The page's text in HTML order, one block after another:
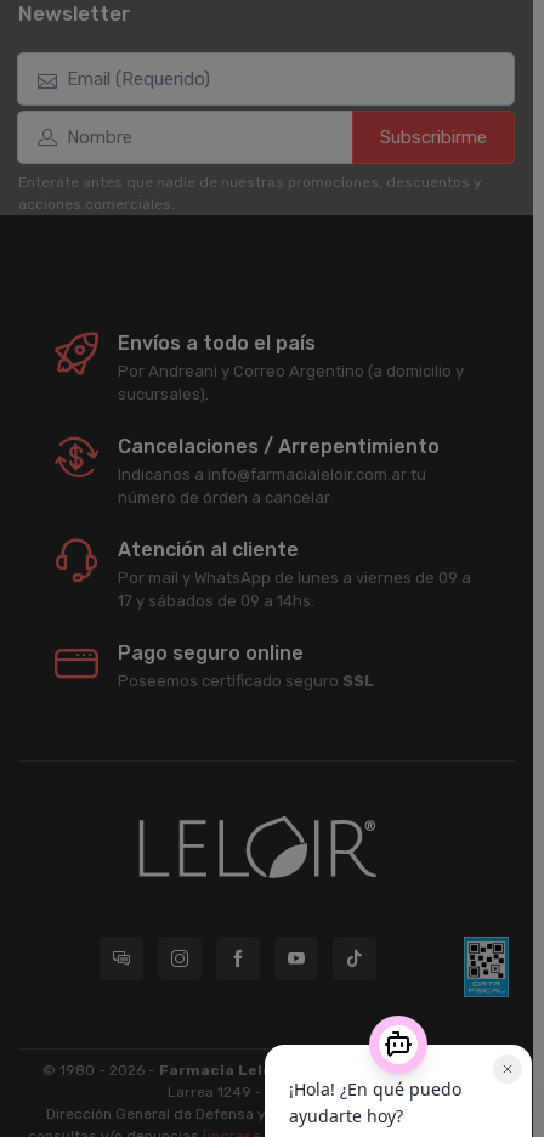
Newsletter
Subscribirme
Enterate antes que nadie de nuestras promociones, descuentos y
acciones comerciales.
Envíos a todo el país
Por Andreani y Correo Argentino (a domicilio y
sucursales).
Cancelaciones / Arrepentimiento
Indicanos a info@farmacialeloir.com.ar tu
número de órden a cancelar.
Atención al cliente
Por mail y WhatsApp de lunes a viernes de 09 a
17 y sábados de 09 a 14hs.
Pago seguro online
Poseemos certificado seguro SSL
© 1980 - 2026 - Farmacia Leloir S.R.L.
| CUIT 33609220789 -
Larrea 1249 - CABA - CP 1117
Dirección General de Defensa y Protección al Consumidor: Para